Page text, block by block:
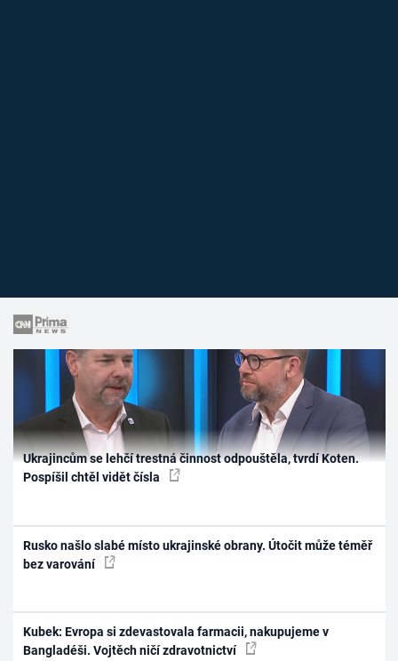
Ukrajincům se lehčí trestná činnost odpouštěla, tvrdí Koten.
Pospíšil chtěl vidět čísla
Rusko našlo slabé místo ukrajinské obrany. Útočit může téměř
bez varování
Kubek: Evropa si zdevastovala farmacii, nakupujeme v
Bangladéši. Vojtěch ničí zdravotnictví